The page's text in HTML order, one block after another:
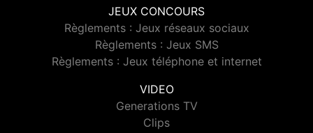
JEUX CONCOURS
Règlements : Jeux réseaux sociaux
Règlements : Jeux SMS
Règlements : Jeux téléphone et internet
VIDEO
Generations TV
Clips